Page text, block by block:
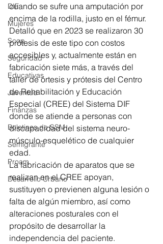
DIF
Mujeres
Scop
Seguridad
Educativas
Juventud
Finanzas
Boletines de SSM
Semigrante
Proam
Desarrollo Urbano
cuando se sufre una amputación por
encima de la rodilla, justo en el fémur.
Detalló que en 2023 se realizaron 30
prótesis de este tipo con costos
accesibles y, actualmente están en
fabricación siete más, a través del
taller de órtesis y prótesis del Centro
de Rehabilitación y Educación
Especial (CREE) del Sistema DIF
donde se atiende a personas con
discapacidad del sistema neuro-
músculo-esquelético de cualquier
edad.
La fabricación de aparatos que se
realizan en el CREE apoyan,
sustituyen o previenen alguna lesión o
falta de algún miembro, así como
alteraciones posturales con el
propósito de desarrollar la
independencia del paciente.